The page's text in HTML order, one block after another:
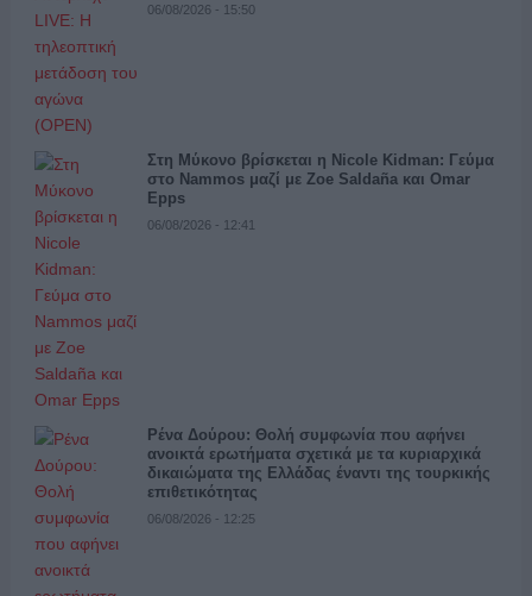
06/08/2026 - 15:50
Στη Μύκονο βρίσκεται η Nicole Kidman: Γεύμα
στο Nammos μαζί με Zoe Saldaña και Omar
Epps
06/08/2026 - 12:41
Ρένα Δούρου: Θολή συμφωνία που αφήνει
ανοικτά ερωτήματα σχετικά με τα κυριαρχικά
δικαιώματα της Ελλάδας έναντι της τουρκικής
επιθετικότητας
06/08/2026 - 12:25